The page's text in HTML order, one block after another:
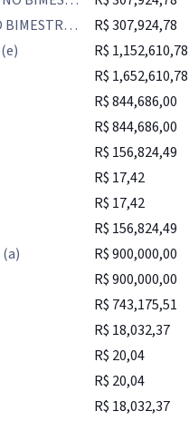
BIMESTR…
R$ 307,924,78
R$ 1,152,610,78
R$ 1,652,610,78
R$ 844,686,00
R$ 844,686,00
R$ 156,824,49
R$ 17,42
R$ 17,42
R$ 156,824,49
(a)
R$ 900,000,00
R$ 900,000,00
R$ 743,175,51
R$ 18,032,37
R$ 20,04
R$ 20,04
R$ 18,032,37